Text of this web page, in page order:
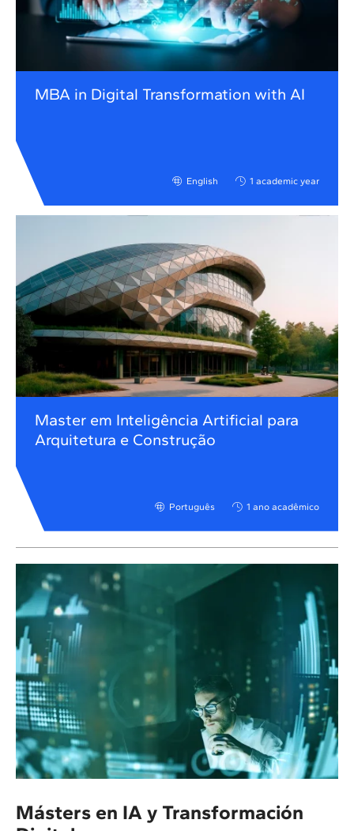
MBA in Digital Transformation with AI
English 1 academic year
Master em Inteligência Artificial para
Arquitetura e Construção
Português 1 ano acadêmico
Másters en IA y Transformación